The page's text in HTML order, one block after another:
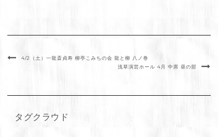
4/2（土）一龍斎貞寿 柳亭こみちの会 龍と柳 八ノ巻
浅草演芸ホール 4月 中席 昼の部
タグクラウド